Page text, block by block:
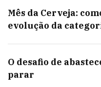
Mês da Cerveja:
evolução da
O desafio de
parar